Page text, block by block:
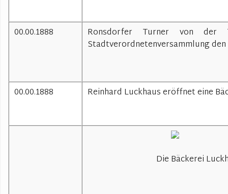
00.00.1888
Ronsdorfer Turner von der
Stadtverordnetenversammlung
00.00.1888 Reinhard Luckhaus eröffnet eine
Die Bäckerei